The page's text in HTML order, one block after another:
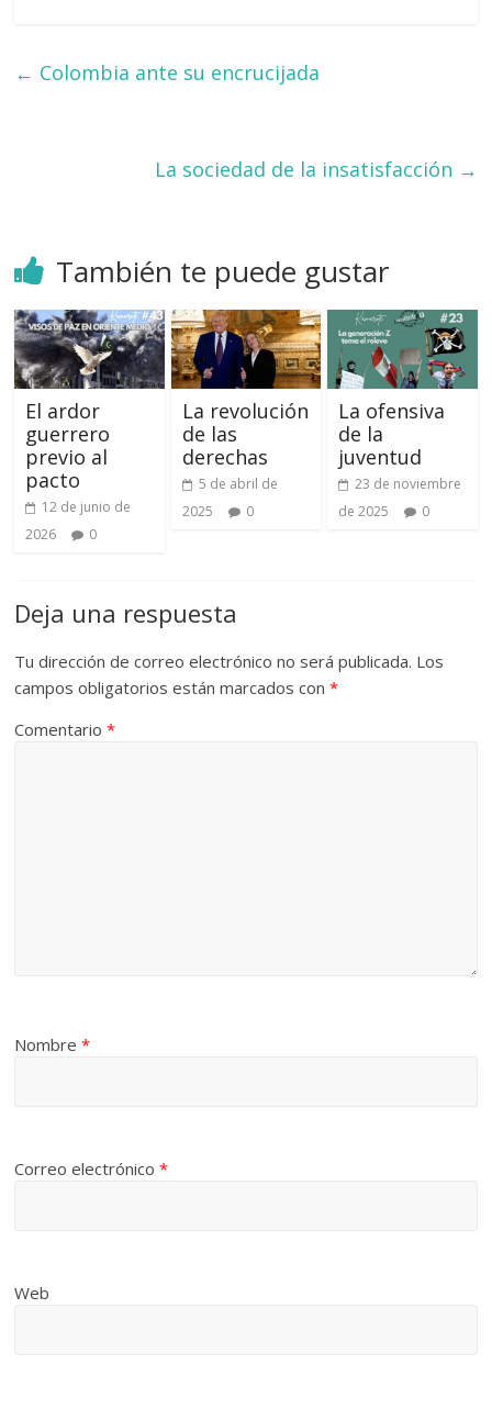
← Colombia ante su encrucijada
La sociedad de la insatisfacción →
También te puede gustar
El ardor
guerrero
previo al
pacto
12 de junio de
2026
0
La revolución
de las
derechas
5 de abril de
2025
0
La ofensiva
de la
juventud
23 de noviembre
de 2025
0
Deja una respuesta
Tu dirección de correo electrónico no será publicada. Los
campos obligatorios están marcados con*
Comentario*
Nombre*
Correo electrónico*
Web